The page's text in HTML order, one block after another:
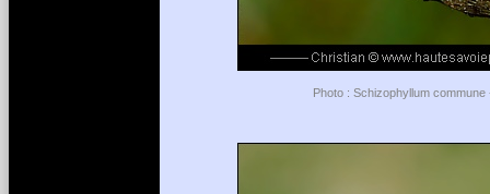
Photo : Schizophyllum